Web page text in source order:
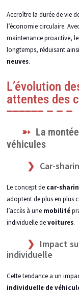
Accroître la durée de vie
l’économie circulaire.
maintenance proactive,
longtemps, réduisant
neuves.
L’évolution
attentes des
La
véhicules
Car-
Le concept de car-
adoptent de plus en plus
l’accès à une mobilité
individuelle devoitures.
Impact
individuelle
Cette tendance a un
individuelle de